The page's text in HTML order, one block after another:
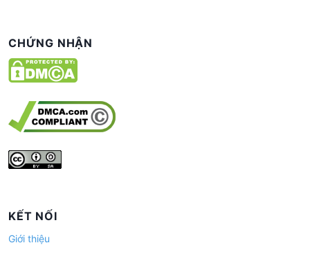
CHỨNG NHẬN
KẾT NỐI
Giới thiệu